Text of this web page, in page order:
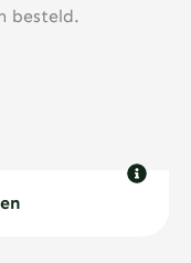
besteld.